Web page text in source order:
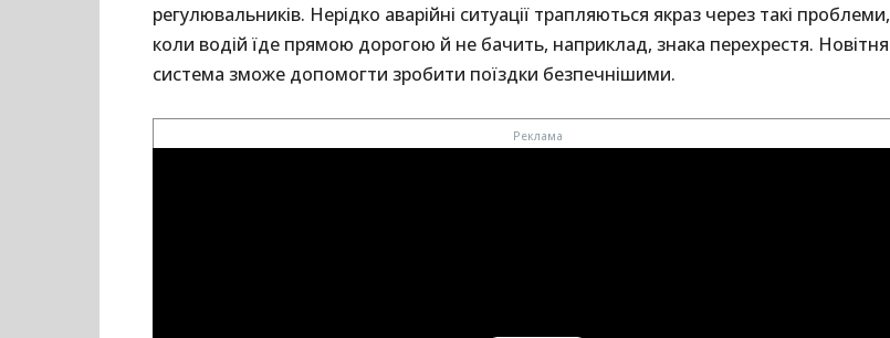
регулювальників. Нерідко аварійні ситуації трапляються якраз через такі проблеми,
коли водій їде прямою дорогою й не бачить, наприклад, знака перехрестя. Новітня
система зможе допомогти зробити поїздки безпечнішими.